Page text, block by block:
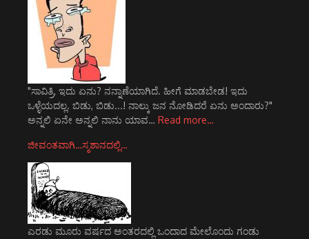
"ಸಾವಿತ್ರಿ, ಇದು ಏನು? ನನ್ನಾಣೆಯಾಗಿದೆ. ಹೀಗೆ ಮಾಡಬೇಡ! ಇದು
ಒಳ್ಳೆಯದಲ್ಲ. ಬಿಡು, ಬಿಡು...! ನಾಲ್ಕು ಜನ ನೋಡಿದರೆ ಏನು ಅಂದಾರು?"
ಅನ್ನಲಿ ಏನೇ ಅನ್ನಲಿ ನಾನು ಯಾವ… Read more…
ಜೀವಂತವಾಗಿ…ಸ್ಮಶಾನದಲ್ಲಿ…
ಎರಡು ಮೂರು ವರ್ಷದ ಅಂತರದಲ್ಲಿ ಒಂದಾದ ಮೇಲೊಂದು ಗಂಡು